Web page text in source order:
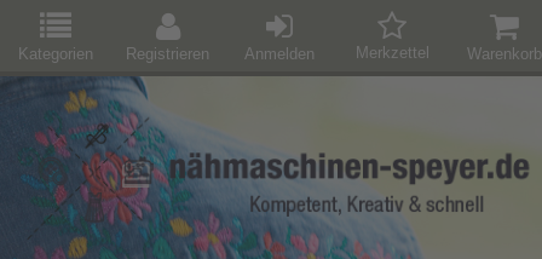
Kategorien Registrieren Anmelden Merkzettel Warenkorb